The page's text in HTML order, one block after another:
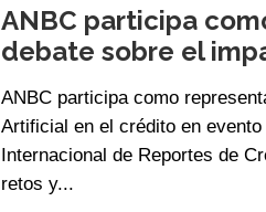
ANBC participa
debate sobre el
ANBC participa como
Artificial en el crédito en
Internacional de Reportes de
retos y...